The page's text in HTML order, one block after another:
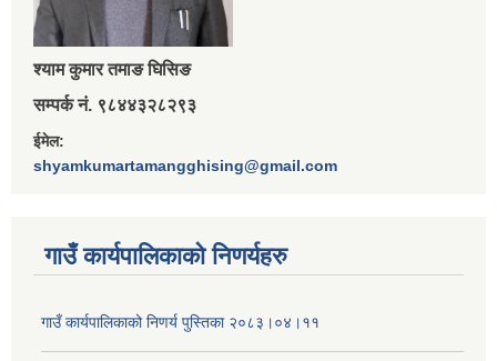
श्‍याम कुमार तमाङ घिसिङ
सम्पर्क नं. ९८४४३२८२९३
ईमेल:
shyamkumartamangghising@gmail.com
गाउँ कार्यपालिकाकाे निणर्यहरु
गाउँ कार्यपालिकाको निणर्य पुस्तिका २०८३।०४।११